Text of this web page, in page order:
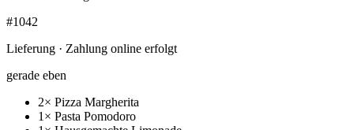
#1042
Lieferung · Zahlung online erfolgt
gerade eben
2× Pizza Margherita
1× Pasta Pomodoro